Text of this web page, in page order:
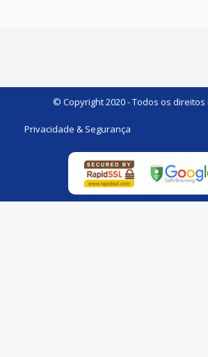
© Copyright 2020 - Todos os
Privacidade & Segurança